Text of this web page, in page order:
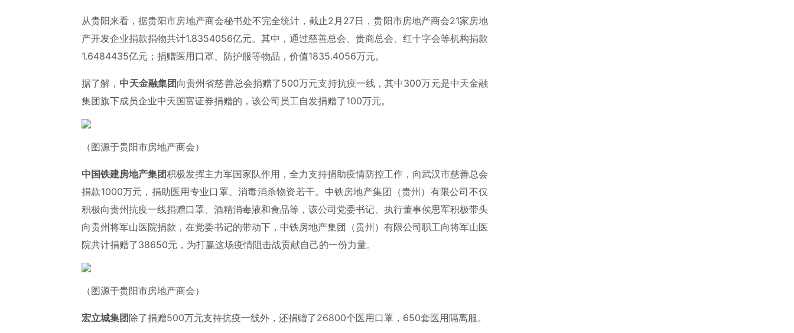
从贵阳来看，据贵阳市房地产商会秘书处不完全统计，截止2月27日，贵阳市房地产商会21家房地
产开发企业捐款捐物共计1.8354056亿元。其中，通过慈善总会、贵商总会、红十字会等机构捐款
1.6484435亿元；捐赠医用口罩、防护服等物品，价值1835.4056万元。
据了解， 中天金融集团 向贵州省慈善总会捐赠了500万元支持抗疫一线，其中300万元是中天金融
集团旗下成员企业中天国富证券捐赠的，该公司员工自发捐赠了100万元。
（图源于贵阳市房地产商会）
中国铁建房地产集团积极发挥主力军国家队作用，全力支持捐助疫情防控工作，向武汉市慈善总会
捐款1000万元，捐助医用专业口罩、消毒消杀物资若干。中铁房地产集团（贵州）有限公司不仅
积极向贵州抗疫一线捐赠口罩、酒精消毒液和食品等，该公司党委书记、执行董事侯思军积极带头
向贵州将军山医院捐款，在党委书记的带动下，中铁房地产集团（贵州）有限公司职工向将军山医
院共计捐赠了38650元，为打赢这场疫情阻击战贡献自己的一份力量。
（图源于贵阳市房地产商会）
宏立城集团 除了捐赠500万元支持抗疫一线外，还捐赠了26800个医用口罩，650套医用隔离服。